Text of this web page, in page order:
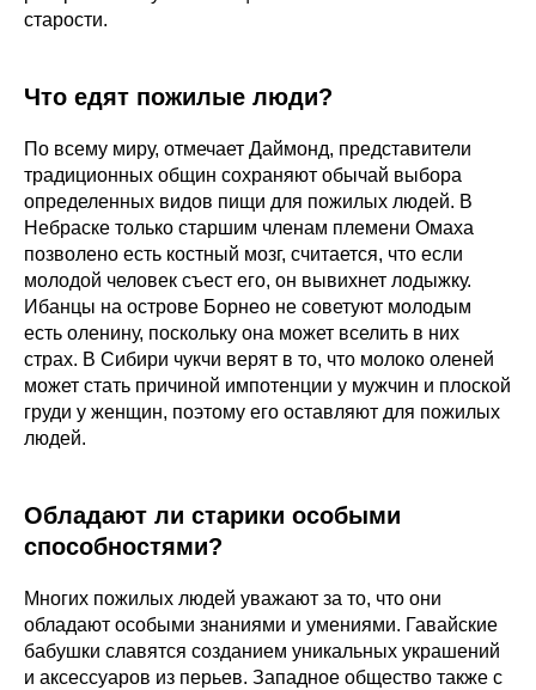
старости.
Что едят пожилые люди?
По всему миру, отмечает Даймонд, представители
традиционных общин сохраняют обычай выбора
определенных видов пищи для пожилых людей. В
Небраске только старшим членам племени Омаха
позволено есть костный мозг, считается, что если
молодой человек съест его, он вывихнет лодыжку.
Ибанцы на острове Борнео не советуют молодым
есть оленину, поскольку она может вселить в них
страх. В Сибири чукчи верят в то, что молоко оленей
может стать причиной импотенции у мужчин и плоской
груди у женщин, поэтому его оставляют для пожилых
людей.
Обладают ли старики особыми
способностями?
Многих пожилых людей уважают за то, что они
обладают особыми знаниями и умениями. Гавайские
бабушки славятся созданием уникальных украшений
и аксессуаров из перьев. Западное общество также с